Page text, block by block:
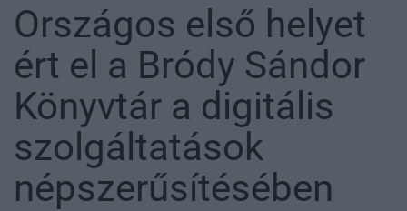
Országos első helyet
ért el a Bródy Sándor
Könyvtár a digitális
szolgáltatások
népszerűsítésében